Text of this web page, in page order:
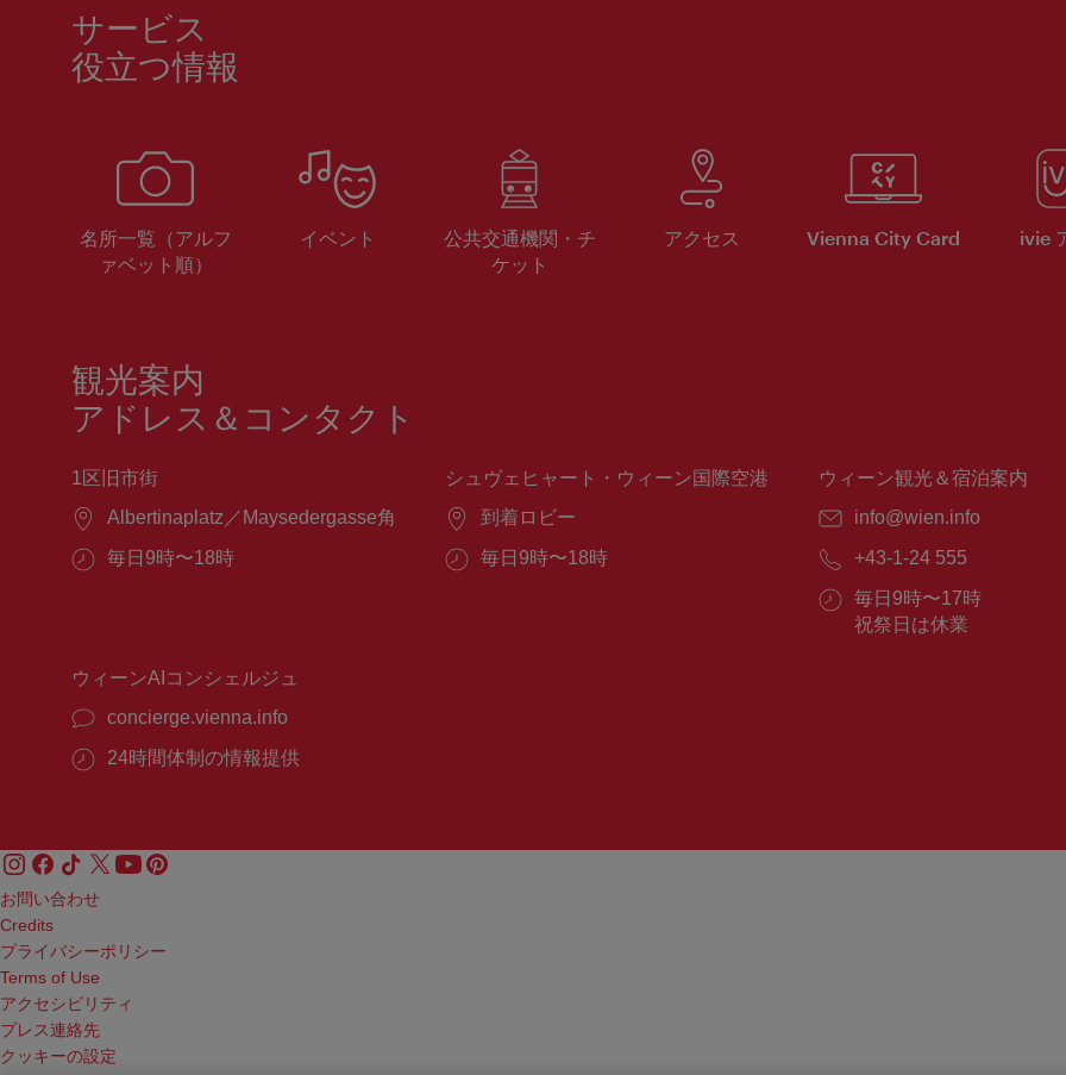
サービス
役立つ情報
名所一覧（アルフ
ァベット順）
イベント
公共交通機関・チ
ケット
アクセス Vienna City Card ivie
観光案内
アドレス＆コンタクト
1区旧市街
場
Albertinaplatz／Maysedergasse角
営
毎日9時〜18時
シュヴェヒャート・ウィーン国際空港
場
到着ロビー
営
毎日9時〜18時
ウィーン観光＆宿泊案内
E
ー
ル：
info@wien.info
電
番
号：
+43-1-24 555
営
業
毎日9時〜17時
祝祭日は休業
ウィーンAIコンシェルジュ
concierge.vienna.info
24時間体制の情報提供
お問い合わせ
Credits
プライバシーポリシー
Terms of Use
アクセシビリティ
プレス連絡先
クッキーの設定